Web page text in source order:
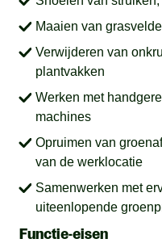
Maaien van
Verwijderen van
plantvakken
Werken met
machines
Opruimen van
van de werklocatie
Samenwerken met
uiteenlopende
Functie-eisen